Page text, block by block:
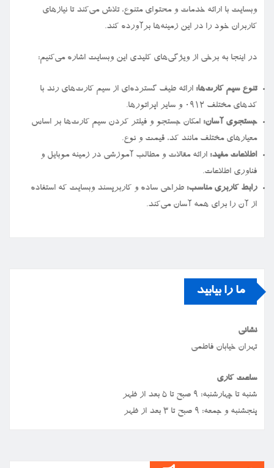
وبسایت با ارائه خدمات و محتوای متنوع، تلاش می‌کند تا نیازهای
کاربران خود را در این زمینه‌ها برآورده کند.
در اینجا به برخی از ویژگی‌های کلیدی این وبسایت اشاره می‌کنیم:
تنوع سیم کارت‌ها: ارائه طیف گسترده‌ای از سیم کارت‌های رند با
کدهای مختلف ۰۹۱۲ و سایر اپراتورها.
جستجوی آسان: امکان جستجو و فیلتر کردن سیم کارت‌ها بر اساس
معیارهای مختلف مانند کد، قیمت و نوع.
اطلاعات مفید: ارائه مقالات و مطالب آموزشی در زمینه موبایل و
فناوری اطلاعات.
رابط کاربری مناسب: طراحی ساده و کاربرپسند وبسایت که استفاده
از آن را برای همه آسان می‌کند.
ما را بیابید
نشانی
تهران خیابان فاطمی
ساعت کاری
شنبه تا چهارشنبه: ۹ صبح تا ۵ بعد از ظهر
پنجشنبه و جمعه: ۹ صبح تا ۳ بعد از ظهر